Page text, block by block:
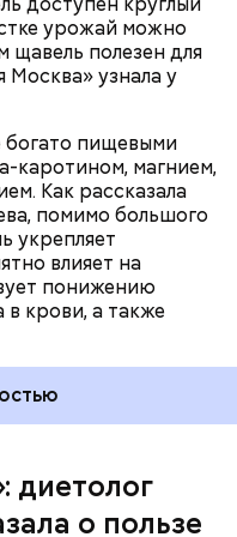
урожай можно
щавель полезен для
Москва» узнала у
пищевыми
каротином, магнием,
Как рассказала
помимо большого
укрепляет
влияет на
понижению
в крови, а также
диетолог
о пользе
потребления
обострение,